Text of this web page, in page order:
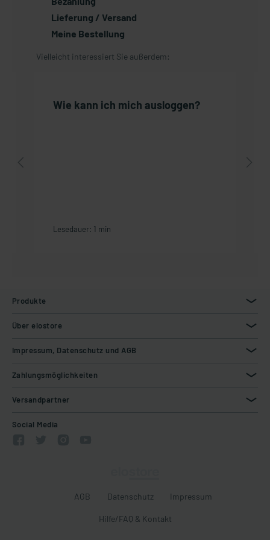
Lieferung / Versand
Meine Bestellung
Vielleicht interessiert Sie außerdem:
Wie kann ich mich ausloggen?
Lesedauer: 1 min
Produkte
Über elostore
Impressum, Datenschutz und AGB
Zahlungsmöglichkeiten
Versandpartner
Social Media
AGB Datenschutz Impressum
Hilfe/FAQ & Kontakt